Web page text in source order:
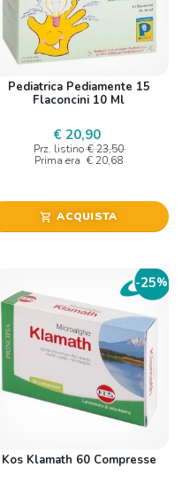
Pediatrica Pediamente 15
Flaconcini 10 Ml
€ 20,90
Prz. listino € 23,50
Prima era € 20,68
shopping_cart ACQUISTA
-25%
Kos Klamath 60 Compresse